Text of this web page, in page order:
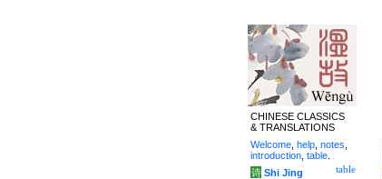
CHINESE CLASSICS
& TRANSLATIONS
Welcome help notes
introduction table
table
诗 Shi Jing